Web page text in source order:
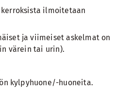
ilmoitetaan
ja viimeiset askelmat on
värein tai urin).
kylpyhuone/-huoneita.